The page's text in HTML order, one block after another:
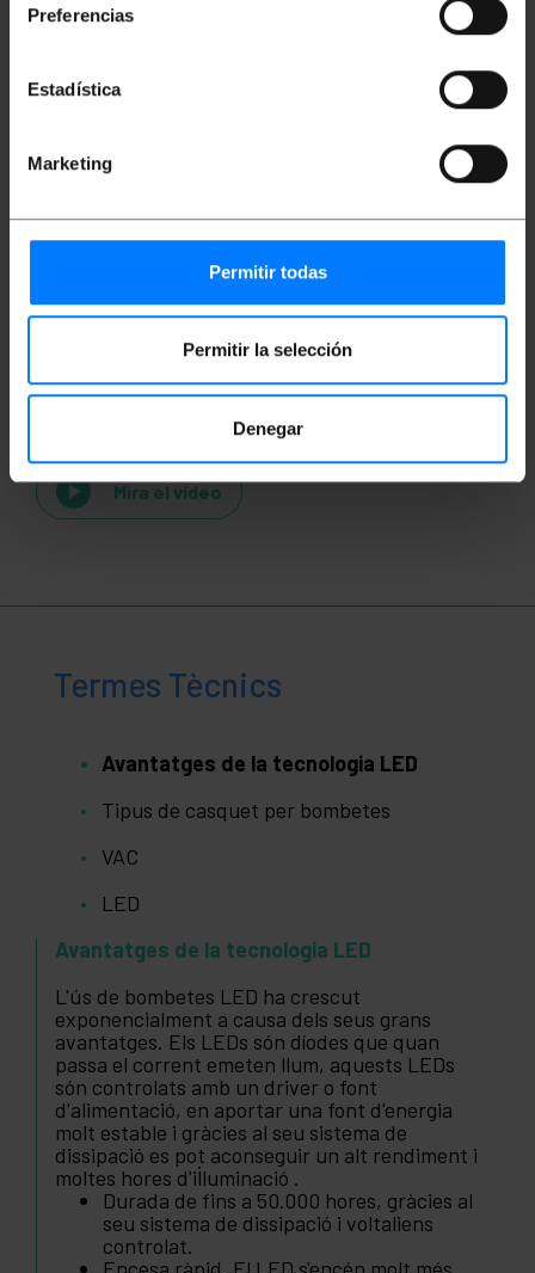
Preferencias
Estadística
Marketing
Permitir todas
Permitir la selección
Denegar
Vídeos
Mira el vídeo
Termes Tècnics
Avantatges de la tecnologia LED
Tipus de casquet per bombetes
VAC
LED
Avantatges de la tecnologia LED
L'ús de bombetes LED ha crescut
exponencialment a causa dels seus grans
avantatges. Els LEDs són díodes que quan
passa el corrent emeten llum, aquests LEDs
són controlats amb un driver o font
d'alimentació, en aportar una font d'energia
molt estable i gràcies al seu sistema de
dissipació es pot aconseguir un alt rendiment i
moltes hores d'il·luminació .
Durada de fins a 50.000 hores, gràcies al
seu sistema de dissipació i voltaliens
controlat.